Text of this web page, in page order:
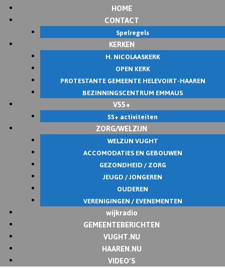
HOME
CONTACT
Spelregels
KERKEN
H. NICOLAASKERK
OPEN KERK
PROTESTANTE GEMEENTE HELEVOIRT-HAAREN
BEZINNINGSCENTRUM EMMAUS
V55+
55+ activiteiten
ZORG/WELZIJN
WELZIJN VUGHT
ACCOMODATIES EN GEBOUWEN
GEZONDHEID / ZORG
JEUGD / JONGEREN
OUDEREN
VERENIGINGEN / EVENEMENTEN
wijkradio
GEMEENTEBERICHTEN
VUGHT.NU
HAAREN.NU
VIDEO’S